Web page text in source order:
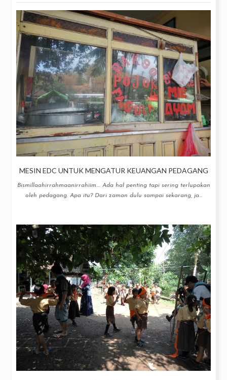
MESIN EDC UNTUK MENGATUR KEUANGAN PEDAGANG
Bismillaahirrahmaanirrahiim.... Ada hal penting tapi sering terlupakan
oleh pedagang. Apa itu? Dari zaman dulu sampai sekarang, ja...